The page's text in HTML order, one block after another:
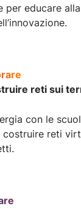
per educare
reti sui
con le
reti